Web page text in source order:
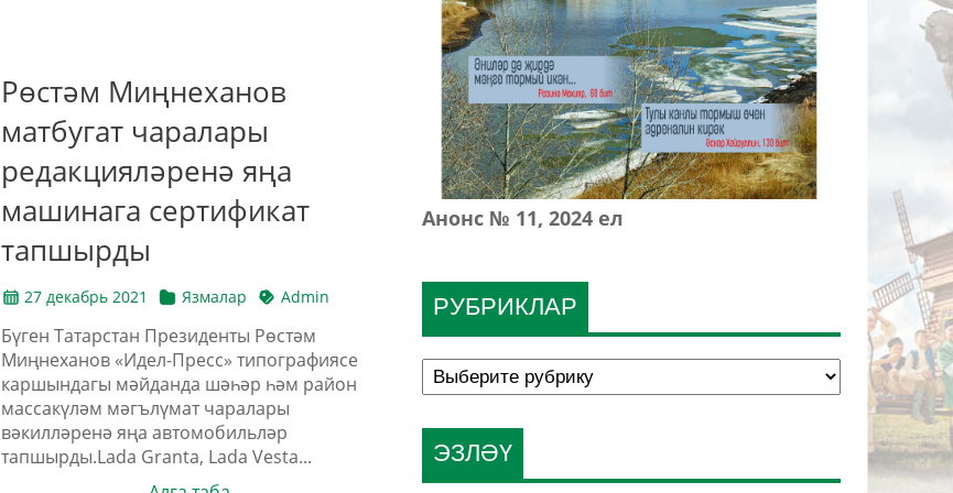
Рөстәм Миңнеханов
матбугат чаралары
редакцияләренә яңа
машинага сертификат
тапшырды
27 декабрь 2021 Язмалар Admin
Бүген Татарстан Президенты Рөстәм
Миңнеханов «Идел-Пресс» типографиясе
каршындагы мәйданда шәһәр һәм район
массакүләм мәгълүмат чаралары
вәкилләренә яңа автомобильләр
тапшырды.Lada Granta, Lada Vesta...
РУБРИКЛАР
Анонс № 11, 2024 ел
ЭЗЛӘҮ